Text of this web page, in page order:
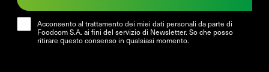
Acconsento al trattamento dei miei dati personali da parte di
Foodcom S.A. ai fini del servizio di Newsletter. So che posso
ritirare questo consenso in qualsiasi momento.